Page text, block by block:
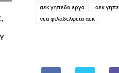
αεκ γηπεδο εργα
αεκ
νεα φιλαδελφεια αεκ